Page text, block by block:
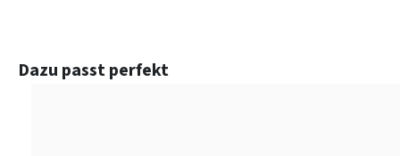
Produktgalerie überspringen
Dazu passt perfekt